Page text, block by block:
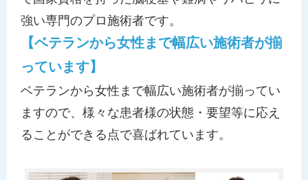
強い専門のプロ施術者です。
【ベテランから女性まで幅広い施術者が揃
っています】
ベテランから女性まで幅広い施術者が揃ってい
ますので、様々な患者様の状態・要望等に応え
ることができる点で喜ばれています。